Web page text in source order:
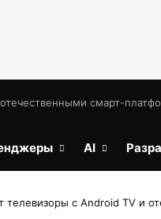
смарт-
AI
с Android TV и